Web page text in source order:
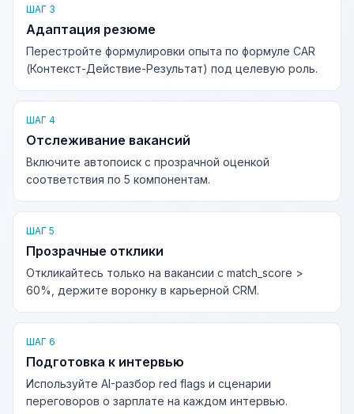
ШАГ 3
Адаптация резюме
Перестройте формулировки опыта по формуле CAR
(Контекст-Действие-Результат) под целевую роль.
ШАГ 4
Отслеживание вакансий
Включите автопоиск с прозрачной оценкой
соответствия по 5 компонентам.
ШАГ 5
Прозрачные отклики
Откликайтесь только на вакансии с match_score >
60%, держите воронку в карьерной CRM.
ШАГ 6
Подготовка к интервью
Используйте AI-разбор red flags и сценарии
переговоров о зарплате на каждом интервью.